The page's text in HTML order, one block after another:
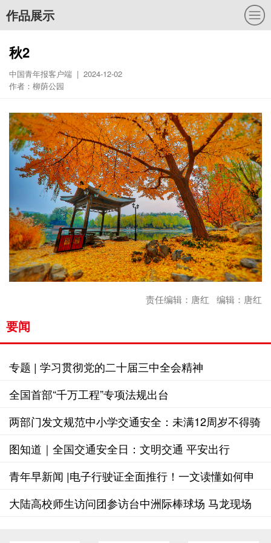
作品展示
秋2
中国青年报客户端 | 2024-12-02
作者：柳荫公园
责任编辑：唐红 编辑：唐红
要闻
专题 | 学习贯彻党的二十届三中全会精神
全国首部“千万工程”专项法规出台
两部门发文规范中小学交通安全：未满12周岁不得骑
自行车上路
图知道｜全国交通安全日：文明交通 平安出行
青年早新闻 |电子行驶证全面推行！一文读懂如何申
领使用
大陆高校师生访问团参访台中洲际棒球场 马龙现场